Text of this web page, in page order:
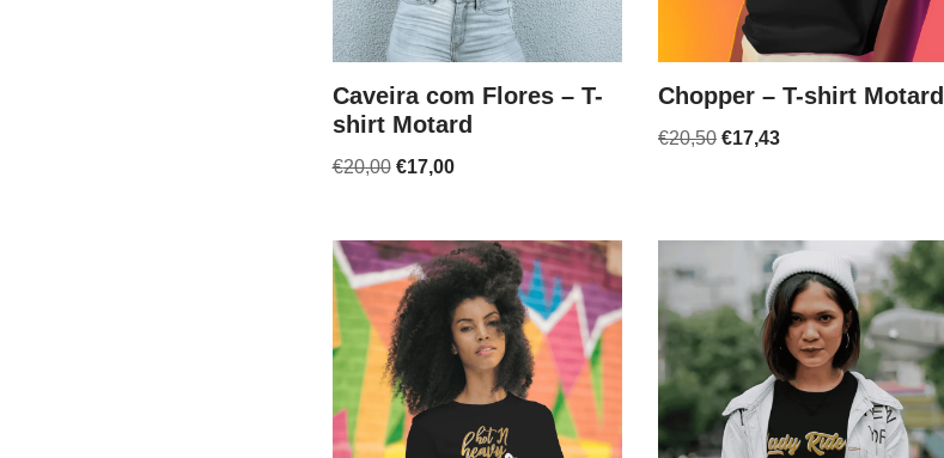
Caveira com Flores – T-
shirt Motard
€20,00 €17,00
Chopper – T-shirt Motard
€20,50 €17,43